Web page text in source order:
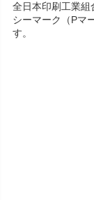
全日本印刷工業
シーマーク（Pマ
す。